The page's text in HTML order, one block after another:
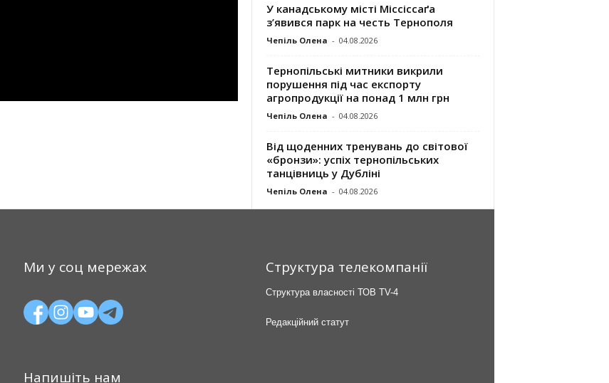
У канадському місті Міссіссаґа
з’явився парк на честь Тернополя
Чепіль Олена - 04.08.2026
Тернопільські митники викрили
порушення під час експорту
агропродукції на понад 1 млн грн
Чепіль Олена - 04.08.2026
Від щоденних тренувань до світової
«бронзи»: успіх тернопільських
танцівниць у Дубліні
Чепіль Олена - 04.08.2026
Ми у соц мережах
Напишіть нам
Структура телекомпанії
Структура власності ТОВ TV-4
Редакційний статут